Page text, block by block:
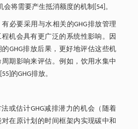
会将需要产生抵消额度的机制[54]。
必要采用与水相关的GHG排放管理
机会具有更广泛的系统性影响。因
GHG排放后果，更好地评估这些机
期影响来评估。例如，饮用水集中
的GHG排放。
或估计GHG减排潜力的机会（随着
在原计划的时间框架内实现碳中和